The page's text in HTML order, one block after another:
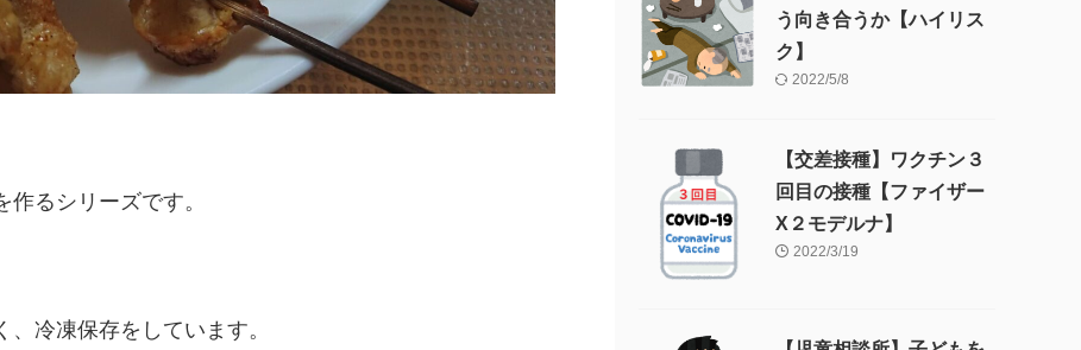
るシリーズです。
冷凍保存をしています。
う向き合うか【ハイリス
ク】
2022/5/8
【交差接種】ワクチン３
回目の接種【ファイザー
X２モデルナ】
2022/3/19